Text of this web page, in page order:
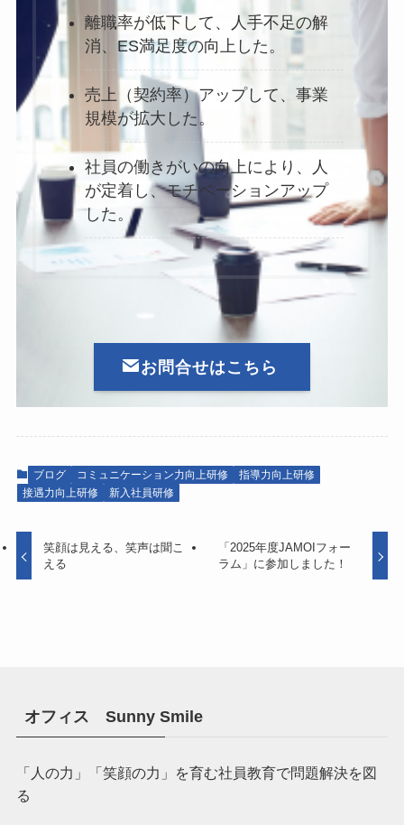
離職率が低下して、人手不足の解
消、ES満足度の向上した。
売上（契約率）アップして、事業
規模が拡大した。
社員の働きがいの向上により、人
が定着し、モチベーションアップ
した。
お問合せはこちら
ブログ コミュニケーション力向上研修
指導力向上研修
接遇力向上研修
新入社員研修
笑顔は見える、笑声は聞こ
える
「2025年度JAMOIフォー
ラム」に参加しました！
オフィス Sunny Smile
「人の力」「笑顔の力」を育む社員教育で問題解決を図
る